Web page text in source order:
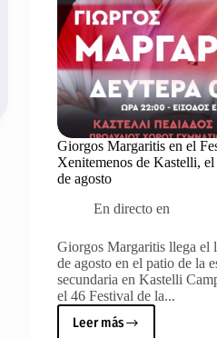
Giorgos Margaritis en el
Xenitemenos de Kastelli, el
de agosto
En directo en
Giorgos Margaritis llega el
de agosto en el patio de la
secundaria en Kastelli
el 46 Festival de la...
Leer másGiorgos